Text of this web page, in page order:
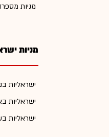
מניות
מניות
ישראליות
ישראליות
ישראליות